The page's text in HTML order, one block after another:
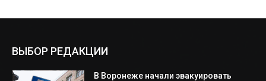
ВЫБОР РЕДАКЦИИ
В Воронеже начали эвакуировать